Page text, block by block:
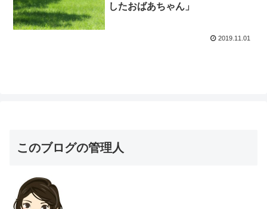
したおばあちゃん」
2019.11.01
このブログの管理人